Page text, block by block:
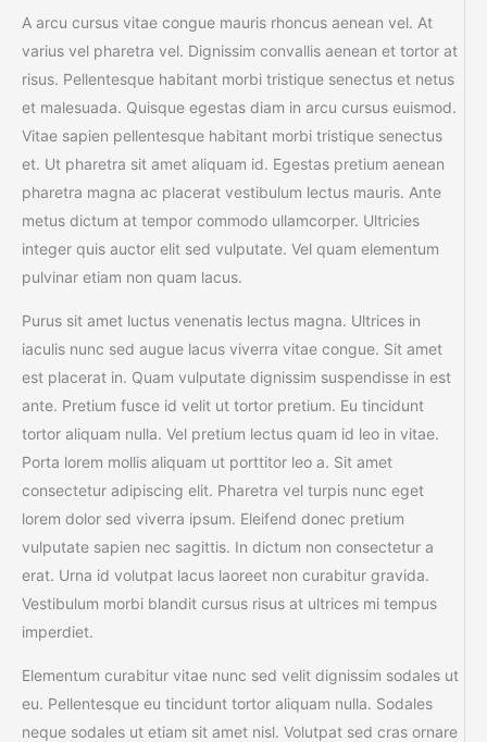
A arcu cursus vitae congue mauris rhoncus aenean vel. At
varius vel pharetra vel. Dignissim convallis aenean et tortor at
risus. Pellentesque habitant morbi tristique senectus et netus
et malesuada. Quisque egestas diam in arcu cursus euismod.
Vitae sapien pellentesque habitant morbi tristique senectus
et. Ut pharetra sit amet aliquam id. Egestas pretium aenean
pharetra magna ac placerat vestibulum lectus mauris. Ante
metus dictum at tempor commodo ullamcorper. Ultricies
integer quis auctor elit sed vulputate. Vel quam elementum
pulvinar etiam non quam lacus.
Purus sit amet luctus venenatis lectus magna. Ultrices in
iaculis nunc sed augue lacus viverra vitae congue. Sit amet
est placerat in. Quam vulputate dignissim suspendisse in est
ante. Pretium fusce id velit ut tortor pretium. Eu tincidunt
tortor aliquam nulla. Vel pretium lectus quam id leo in vitae.
Porta lorem mollis aliquam ut porttitor leo a. Sit amet
consectetur adipiscing elit. Pharetra vel turpis nunc eget
lorem dolor sed viverra ipsum. Eleifend donec pretium
vulputate sapien nec sagittis. In dictum non consectetur a
erat. Urna id volutpat lacus laoreet non curabitur gravida.
Vestibulum morbi blandit cursus risus at ultrices mi tempus
imperdiet.
Elementum curabitur vitae nunc sed velit dignissim sodales ut
eu. Pellentesque eu tincidunt tortor aliquam nulla. Sodales
neque sodales ut etiam sit amet nisl. Volutpat sed cras ornare